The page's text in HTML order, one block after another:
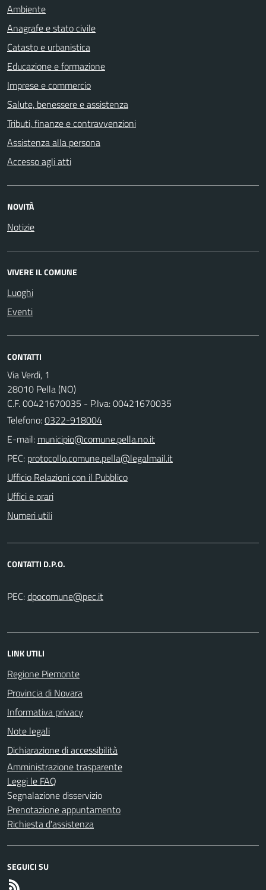
Ambiente
Anagrafe e stato civile
Catasto e urbanistica
Educazione e formazione
Imprese e commercio
Salute, benessere e assistenza
Tributi, finanze e contravvenzioni
Assistenza alla persona
Accesso agli atti
NOVITÀ
Notizie
VIVERE IL COMUNE
Luoghi
Eventi
CONTATTI
Via Verdi, 1
28010 Pella (NO)
C.F. 00421670035 - P.Iva: 00421670035
Telefono:0322-918004
E-mail:
PEC:
Ufficio Relazioni con il Pubblico
Uffici e orari
Numeri utili
CONTATTI D.P.O.
PEC:
LINK UTILI
Regione Piemonte
Provincia di Novara
Informativa privacy
Note legali
Dichiarazione di accessibilità
Amministrazione trasparente
Leggi le FAQ
Segnalazione disservizio
Prenotazione appuntamento
Richiesta d'assistenza
SEGUICI SU